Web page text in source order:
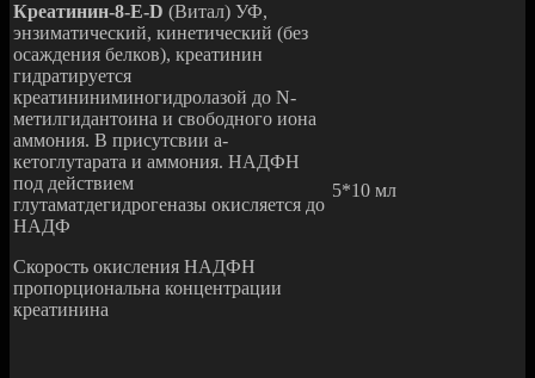
Креатинин-8-E-D (Витал) УФ,
энзиматический, кинетический (без
осаждения белков), креатинин
гидратируется
креатининиминогидролазой до N-
метилгидантоина и свободного иона
аммония. В присутсвии а-
кетоглутарата и аммония. НАДФН
под действием
глутаматдегидрогеназы окисляется до
НАДФ
Скорость окисления НАДФН
пропорциональна концентрации
креатинина
5*10 мл